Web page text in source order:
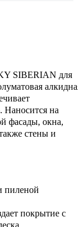
SIBERIAN для
Наносится на
фасады, окна,
стены и
пиленой
покрытие с